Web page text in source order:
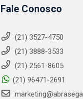
Fale Conosco
(21) 3527-4750
(21) 3888-3533
(21) 2561-8605
(21) 96471-2691